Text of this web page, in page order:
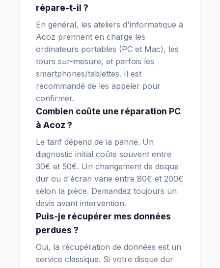
répare-t-il ?
En général, les ateliers d'informatique à
Acoz prennent en charge les
ordinateurs portables (PC et Mac), les
tours sur-mesure, et parfois les
smartphones/tablettes. Il est
recommandé de les appeler pour
confirmer.
Combien coûte une réparation PC
à Acoz ?
Le tarif dépend de la panne. Un
diagnostic initial coûte souvent entre
30€ et 50€. Un changement de disque
dur ou d'écran varie entre 80€ et 200€
selon la pièce. Demandez toujours un
devis avant intervention.
Puis-je récupérer mes données
perdues ?
Oui, la récupération de données est un
service classique. Si votre disque dur